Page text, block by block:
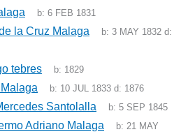
b:6 FEB 1831
la Cruz Malaga b:3 MAY 1832 d:
tebres b: 1829
b: 10 JUL 1833 d: 1876
Santolalla b:5 SEP 1845
Adriano Malaga b:21 MAY